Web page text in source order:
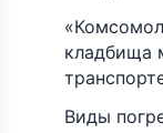
кладбища
Виды